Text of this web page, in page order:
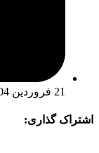
21 فروردین 1404
اشتراک گذاری: